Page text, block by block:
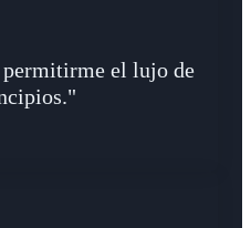
permitirme el lujo de